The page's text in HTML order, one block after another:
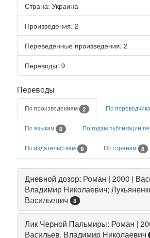
Страна: Украина
Произведения: 2
Переведенные произведения: 2
Переводы: 9
Переводы
По произведениям 2 По
По языкам 8 По годам публикации
По издательствам 9 По странам 8
Дневной дозор: Роман | 2000 |
Владимир Николаевич;
Васильевич
8
Лик Черной Пальмиры: Роман |
Васильев, Владимир Николаевич